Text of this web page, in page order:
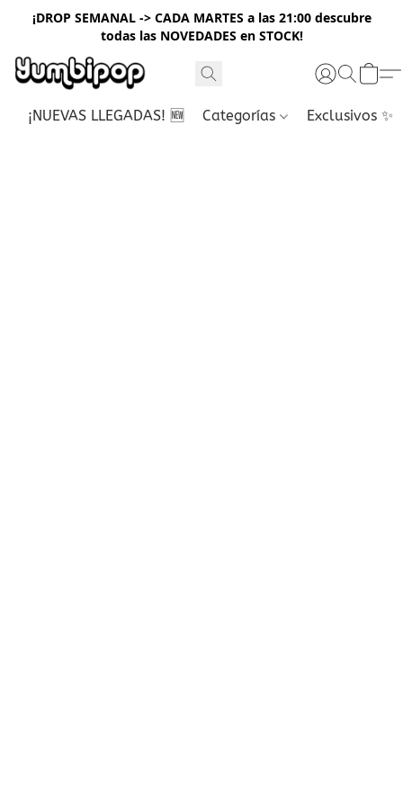
¡DROP SEMANAL -> CADA MARTES a las 21:00 descubre
todas las NOVEDADES en STOCK!
¡NUEVAS LLEGADAS! 🆕 Categorías Exclusivos ✨